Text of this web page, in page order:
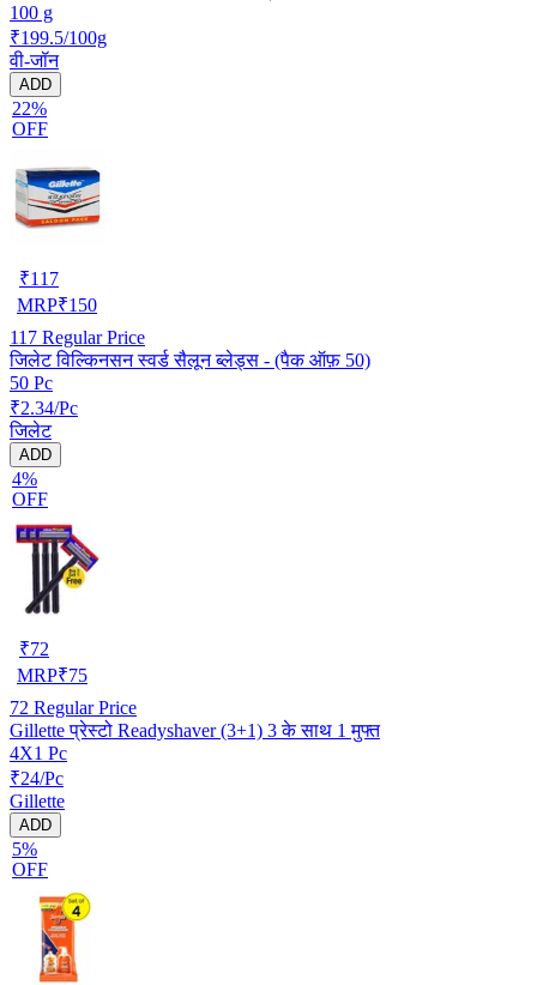
100 g
₹199.5/100g
वी-जॉन
ADD
22%
OFF
₹117
MRP₹150
117 Regular Price
जिलेट विल्किनसन स्वर्ड सैलून ब्लेड्स - (पैक ऑफ़ 50)
50 Pc
₹2.34/Pc
जिलेट
ADD
4%
OFF
₹72
MRP₹75
72 Regular Price
Gillette प्रेस्टो Readyshaver (3+1) 3 के साथ 1 मुफ्त
4X1 Pc
₹24/Pc
Gillette
ADD
5%
OFF